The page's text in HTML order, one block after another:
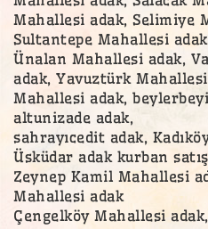
Mahallesi adak, Selimiye
Sultantepe Mahallesi adak
Ünalan Mahallesi adak,
adak, Yavuztürk
Mahallesi adak,
altunizade adak,
sahrayıcedit adak,
Üsküdar adak kurban
Zeynep Kamil Mahallesi
Mahallesi adak
Çengelköy Mahallesi